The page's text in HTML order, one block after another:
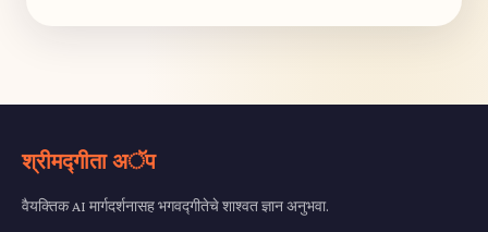
श्रीमद्गीता अॅप
वैयक्तिक AI मार्गदर्शनासह भगवद्गीतेचे शाश्वत ज्ञान अनुभवा.